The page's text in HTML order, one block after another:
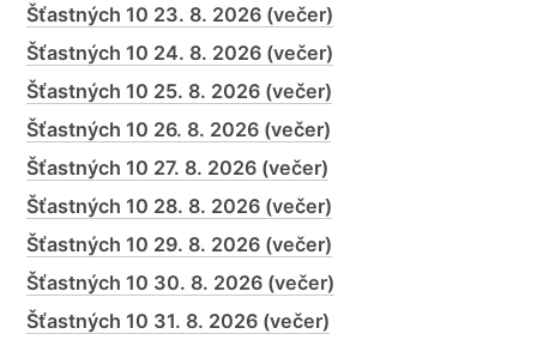
Šťastných 10 23. 8. 2026 (večer)
Šťastných 10 24. 8. 2026 (večer)
Šťastných 10 25. 8. 2026 (večer)
Šťastných 10 26. 8. 2026 (večer)
Šťastných 10 27. 8. 2026 (večer)
Šťastných 10 28. 8. 2026 (večer)
Šťastných 10 29. 8. 2026 (večer)
Šťastných 10 30. 8. 2026 (večer)
Šťastných 10 31. 8. 2026 (večer)